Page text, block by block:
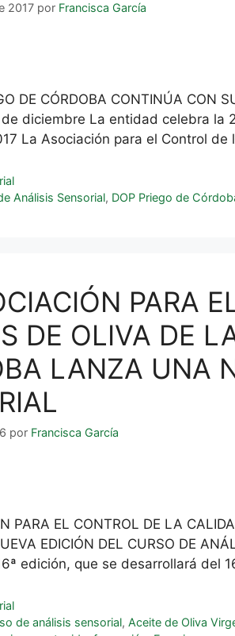
2017 por Francisca García
DE CÓRDOBA CONTINÚA
diciembre La entidad celebra la
La Asociación para el Control
Análisis Sensorial, DOP Priego de
PARA
DE OLIVA DE
LANZA UNA
por Francisca García
PARA EL CONTROL DE LA
EDICIÓN DEL CURSO DE
edición, que se desarrollará del
de análisis sensorial,Aceite de Oliva